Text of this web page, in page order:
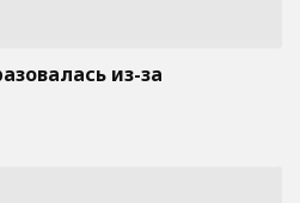
из-за